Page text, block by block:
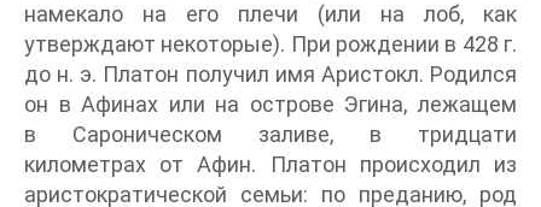
намекало на его плечи (или на лоб, как
утверждают некоторые). При рождении в 428 г.
до н. э. Платон получил имя Аристокл. Родился
он в Афинах или на острове Эгина, лежащем
в Сароническом заливе, в тридцати
километрах от Афин. Платон происходил из
аристократической семьи: по преданию, род